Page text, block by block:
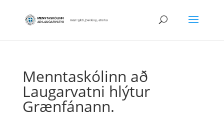
Menntaskólinn að
Laugarvatni hlýtur
Grænfánann.